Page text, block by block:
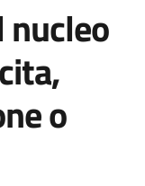
o